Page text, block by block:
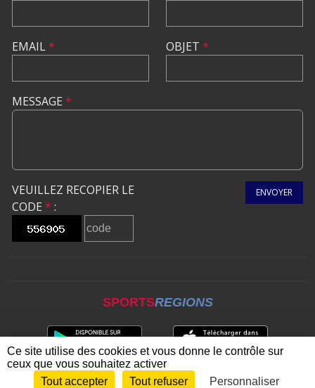
EMAIL* OBJET *
MESSAGE *
VEUILLEZ RECOPIER LE
CODE * :
ENVOYER
SPORTSREGIONS
Envie de participer ? CONNEXION
Ce site utilise des cookies et vous donne le contrôle sur
ceux que vous souhaitez activer
Tout accepter
Tout refuser Personnaliser